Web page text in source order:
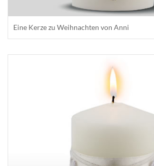
Eine Kerze zu Weihnachten von Anni